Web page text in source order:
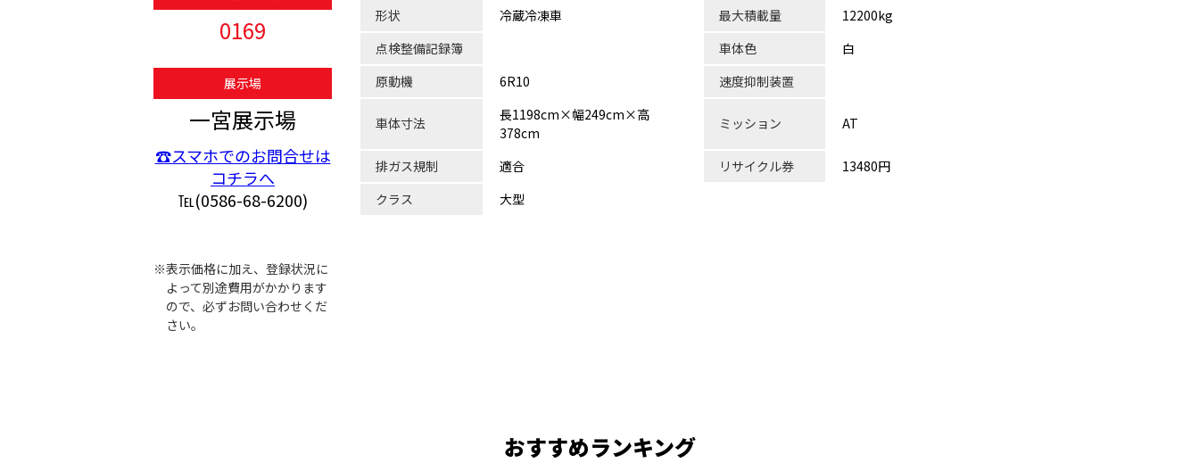
0169
展示場
一宮展示場
☎スマホでのお問合せは
コチラへ
℡(0586-68-6200)
※表示価格に加え、登録状況に
よって別途費用がかかります
ので、必ずお問い合わせくだ
さい。
形状
冷蔵冷凍車 最大積載量
12200kg
点検整備記録簿
車体色
白
原動機
6R10 速度抑制装置
車体寸法
長1198cm×幅249cm×高
378cm
ミッション AT
排ガス規制 適合 リサイクル券
13480円
クラス
大型
おすすめランキング